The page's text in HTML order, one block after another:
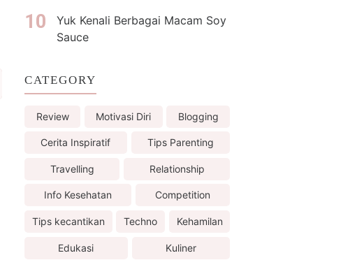
Yuk Kenali Berbagai Macam Soy
Sauce
CATEGORY
Review Motivasi Diri Blogging
Cerita Inspiratif Tips Parenting
Travelling Relationship
Info Kesehatan Competition
Tips kecantikan Techno Kehamilan
Edukasi Kuliner